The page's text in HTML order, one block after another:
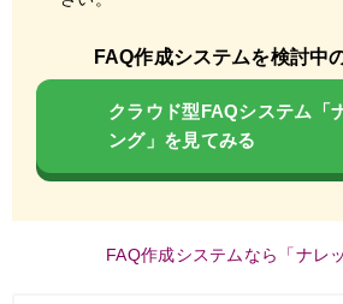
FAQ作成システムを検討中
クラウド型FAQシステム「
ング」を見てみる
FAQ作成システムなら「ナレ